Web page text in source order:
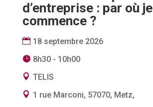
d’entreprise : par où je
commence ?
18 septembre 2026
8h30 - 10h00
TELIS
1 rue Marconi, 57070, Metz,